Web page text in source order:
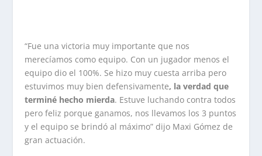
“Fue una victoria muy importante que nos
merecíamos como equipo. Con un jugador menos el
equipo dio el 100%. Se hizo muy cuesta arriba pero
estuvimos muy bien defensivamente, la verdad que
terminé hecho mierda. Estuve luchando contra todos
pero feliz porque ganamos, nos llevamos los 3 puntos
y el equipo se brindó al máximo” dijo Maxi Gómez de
gran actuación.